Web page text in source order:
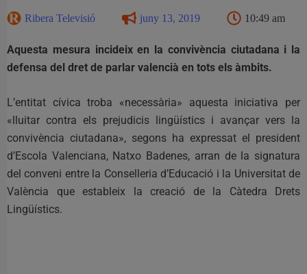
Ribera Televisió juny 13, 2019 10:49 am
Aquesta mesura incideix en la convivència ciutadana i la
defensa del dret de parlar valencià en tots els àmbits.
L’entitat cívica troba «necessària» aquesta iniciativa per
«lluitar contra els prejudicis lingüístics i avançar vers la
convivència ciutadana», segons ha expressat el president
d’Escola Valenciana, Natxo Badenes, arran de la signatura
del conveni entre la Conselleria d’Educació i la Universitat de
València que estableix la creació de la Càtedra Drets
Lingüístics.